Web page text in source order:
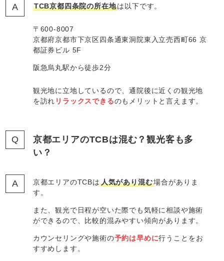
TCB京都四条院の所在地は以下です。
〒600-8007
京都府京都市下京区四条通東洞院東入立売西町66 京
都証券ビル 5F
阪急烏丸駅から徒歩2分
観光地に立地しているので、通院後に近くの観光地
を訪れ リラックスできるのもメリットと言えます。
京都エリアのTCBは混む？観光客も多
い？
京都エリアのTCBは 人気があり混む場合がありま
す。
また、観光で日程が空いた際でも気軽に相談や施術
ができるので、比較的混みやすい傾向があります。
カウンセリングや施術の予約は早めに行うことをお
すすめします。